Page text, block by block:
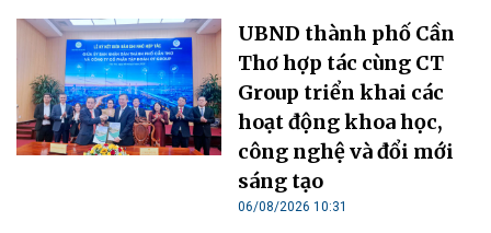
UBND thành phố Cần
Thơ hợp tác cùng CT
Group triển khai các
hoạt động khoa học,
công nghệ và đổi mới
sáng tạo
06/08/2026 10:31